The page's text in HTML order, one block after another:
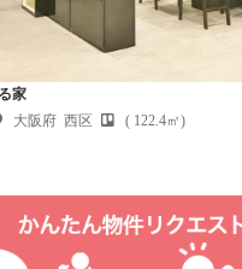
家
大阪府 西区 ( 122.4㎡)